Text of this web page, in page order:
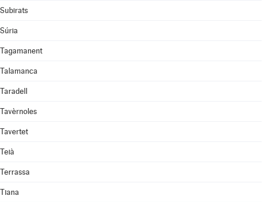
Subirats
Súria
Tagamanent
Talamanca
Taradell
Tavèrnoles
Tavertet
Teià
Terrassa
Tiana